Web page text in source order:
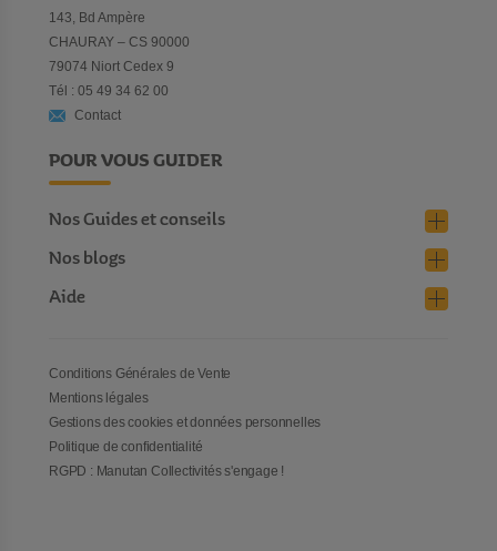
143, Bd Ampère
CHAURAY – CS 90000
79074 Niort Cedex 9
Tél : 05 49 34 62 00
Contact
POUR VOUS GUIDER
Nos Guides et conseils
Nos blogs
Aide
Conditions Générales de Vente
Mentions légales
Gestions des cookies et données personnelles
Politique de confidentialité
RGPD : Manutan Collectivités s'engage !